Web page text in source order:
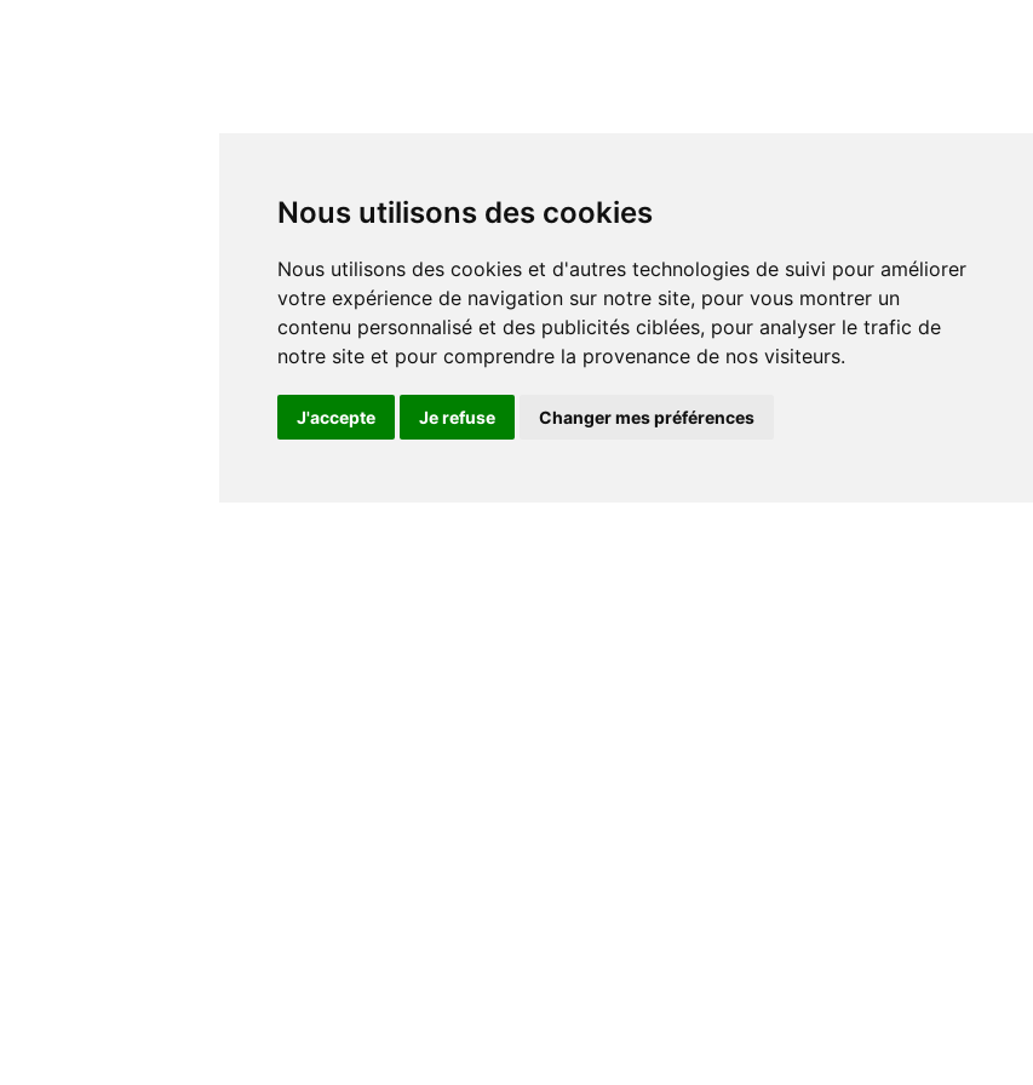
Nous utilisons des cookies
Nous utilisons des cookies et d'autres technologies de suivi pour améliorer
votre expérience de navigation sur notre site, pour vous montrer un
contenu personnalisé et des publicités ciblées, pour analyser le trafic de
notre site et pour comprendre la provenance de nos visiteurs.
J'accepte Je refuse Changer mes préférences